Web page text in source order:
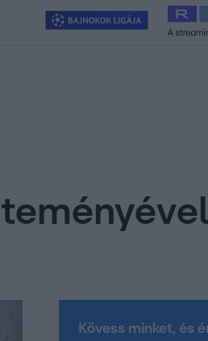
Exek csatája 2026 Celeb
Kövess minket, és